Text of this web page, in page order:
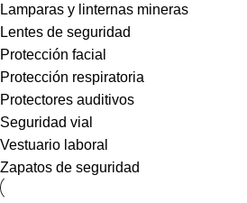
Lamparas y linternas mineras
Lentes de seguridad
Protección facial
Protección respiratoria
Protectores auditivos
Seguridad vial
Vestuario laboral
Zapatos de seguridad